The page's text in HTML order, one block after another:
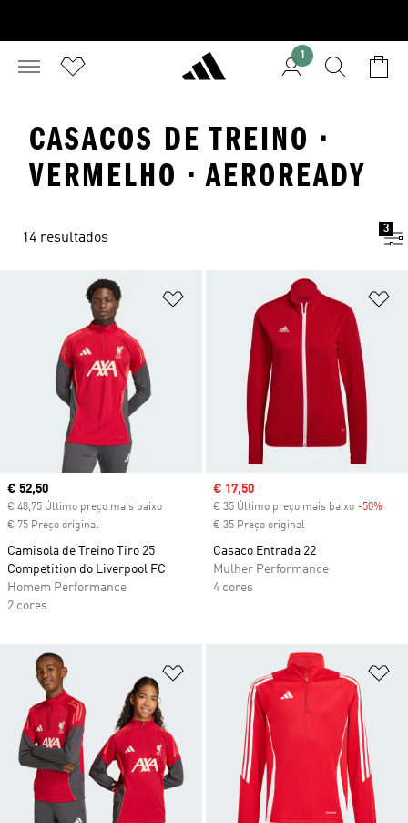
1
CASACOS DE TREINO ·
VERMELHO · AEROREADY
14 resultados
3
Adicionar à Lista de Desejos
Current price
€ 52,50
€ 48,75 Último preço mais baixo
€ 75 Preço original
Camisola de Treino Tiro 25
Competition do Liverpool FC
Homem Performance
2 cores
Sale price
€ 17,50
€ 35 Último preço mais baixo -50%
€ 35 Preço original
Casaco Entrada 22
Mulher Performance
4 cores
Adicionar à Lista de Desejos